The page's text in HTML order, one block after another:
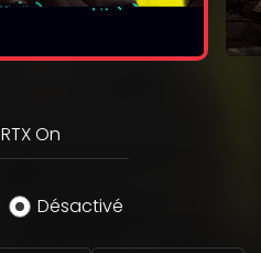
RTX On
Désactivé